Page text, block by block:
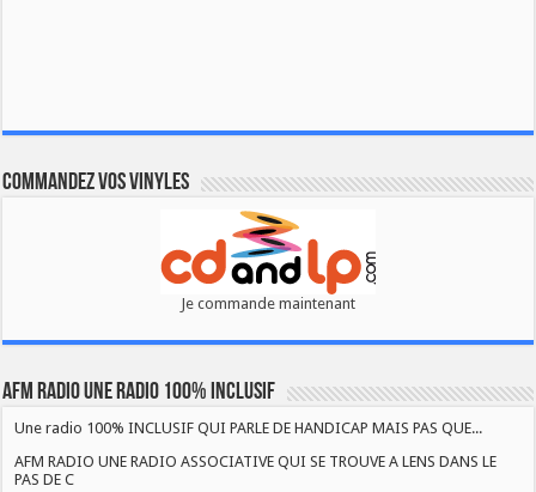
Commandez vos vinyles
Je commande maintenant
AFM RADIO UNE RADIO 100% INCLUSIF
Une radio 100% INCLUSIF QUI PARLE DE HANDICAP MAIS PAS QUE...
AFM RADIO UNE RADIO ASSOCIATIVE QUI SE TROUVE A LENS DANS LE
PAS DE C